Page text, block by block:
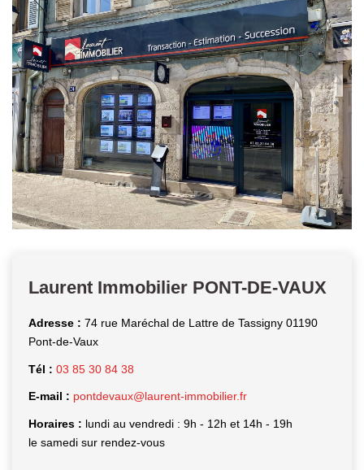
Laurent Immobilier PONT-DE-VAUX
Adresse : 74 rue Maréchal de Lattre de Tassigny 01190
Pont-de-Vaux
Tél : 03 85 30 84 38
E-mail : pontdevaux@laurent-immobilier.fr
Horaires : lundi au vendredi : 9h - 12h et 14h - 19h
le samedi sur rendez-vous